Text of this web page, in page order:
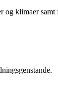
klimaer